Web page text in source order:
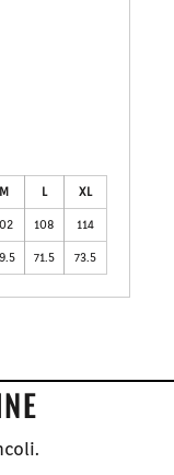
M L XL
108 114
71.5 73.5